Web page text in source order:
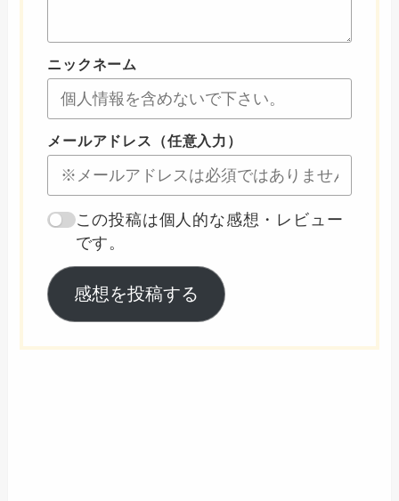
ニックネーム
メールアドレス（任意入力）
この投稿は個人的な感想・レビュー
です。
感想を投稿する